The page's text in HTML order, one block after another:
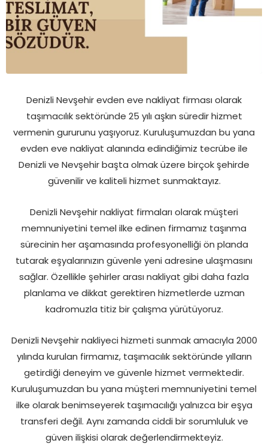
Denizli Nevşehir evden eve nakliyat firması olarak
taşımacılık sektöründe 25 yılı aşkın süredir hizmet
vermenin gururunu yaşıyoruz. Kuruluşumuzdan bu yana
evden eve nakliyat alanında edindiğimiz tecrübe ile
Denizli ve Nevşehir başta olmak üzere birçok şehirde
güvenilir ve kaliteli hizmet sunmaktayız.
Denizli Nevşehir nakliyat firmaları olarak müşteri
memnuniyetini temel ilke edinen firmamız taşınma
sürecinin her aşamasında profesyonelliği ön planda
tutarak eşyalarınızın güvenle yeni adresine ulaşmasını
sağlar. Özellikle şehirler arası nakliyat gibi daha fazla
planlama ve dikkat gerektiren hizmetlerde uzman
kadromuzla titiz bir çalışma yürütüyoruz.
Denizli Nevşehir nakliyeci hizmeti sunmak amacıyla 2000
yılında kurulan firmamız, taşımacılık sektöründe yılların
getirdiği deneyim ve güvenle hizmet vermektedir.
Kuruluşumuzdan bu yana müşteri memnuniyetini temel
ilke olarak benimseyerek taşımacılığı yalnızca bir eşya
transferi değil. Aynı zamanda ciddi bir sorumluluk ve
güven ilişkisi olarak değerlendirmekteyiz.